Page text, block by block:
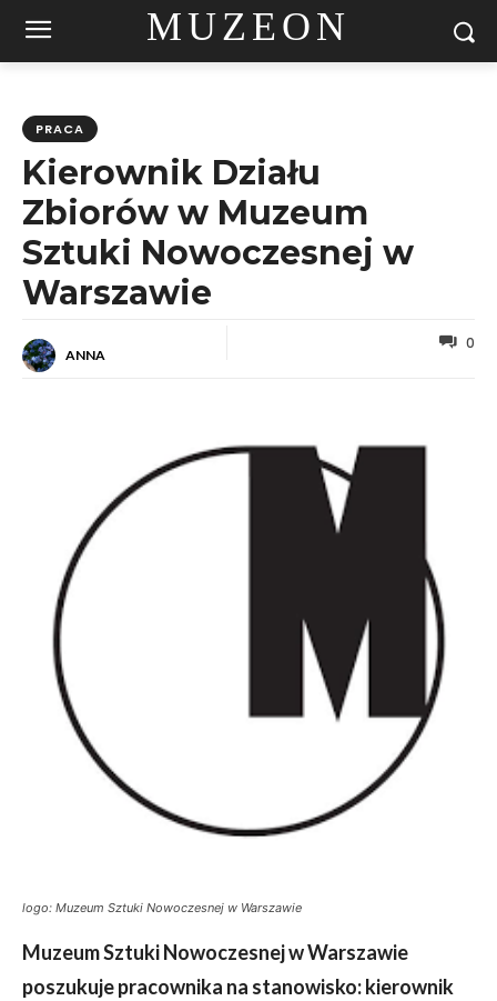
MUZEON
PRACA
Kierownik Działu
Zbiorów w Muzeum
Sztuki Nowoczesnej w
Warszawie
ANNA
0
logo: Muzeum Sztuki Nowoczesnej w Warszawie
Muzeum Sztuki Nowoczesnej w Warszawie
poszukuje pracownika na stanowisko: kierownik